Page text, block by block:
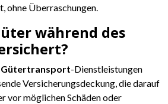
ohne Überraschungen.
während des
Gütertransport-Dienstleistungen
Versicherungsdeckung, die darauf
vor möglichen Schäden oder